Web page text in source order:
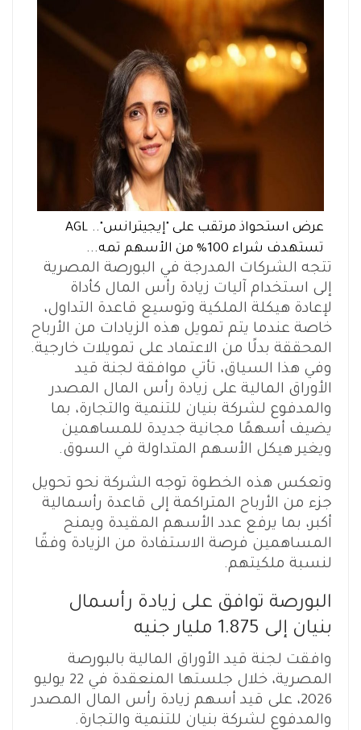
عرض استحواذ مرتقب على "إيجيترانس".. AGL
تستهدف شراء 100% من الأسهم تمه...
تتجه الشركات المدرجة في البورصة المصرية
إلى استخدام آليات زيادة رأس المال كأداة
لإعادة هيكلة الملكية وتوسيع قاعدة التداول،
خاصة عندما يتم تمويل هذه الزيادات من الأرباح
المحققة بدلًا من الاعتماد على تمويلات خارجية.
وفي هذا السياق، تأتي موافقة لجنة قيد
الأوراق المالية على زيادة رأس المال المصدر
والمدفوع لشركة بنيان للتنمية والتجارة، بما
يضيف أسهمًا مجانية جديدة للمساهمين
ويغير هيكل الأسهم المتداولة في السوق.
وتعكس هذه الخطوة توجه الشركة نحو تحويل
جزء من الأرباح المتراكمة إلى قاعدة رأسمالية
أكبر، بما يرفع عدد الأسهم المقيدة ويمنح
المساهمين فرصة الاستفادة من الزيادة وفقًا
لنسبة ملكيتهم.
البورصة توافق على زيادة رأسمال
بنيان إلى 1.875 مليار جنيه
وافقت لجنة قيد الأوراق المالية بالبورصة
المصرية، خلال جلستها المنعقدة في 22 يوليو
2026، على قيد أسهم زيادة رأس المال المصدر
والمدفوع لشركة بنيان للتنمية والتجارة.